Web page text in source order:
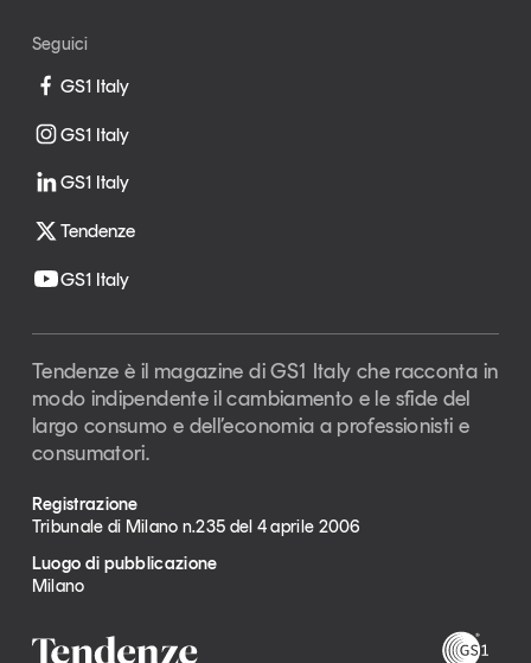
Seguici
GS1 Italy
GS1 Italy
GS1 Italy
Tendenze
GS1 Italy
Tendenze è il magazine di GS1 Italy che racconta in
modo indipendente il cambiamento e le sfide del
largo consumo e dell’economia a professionisti e
consumatori.
Registrazione
Tribunale di Milano n.235 del 4 aprile 2006
Luogo di pubblicazione
Milano